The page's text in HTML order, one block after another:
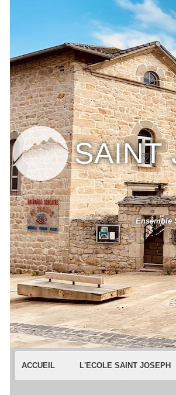
SAINT
Ensemble
ACCUEIL L'ECOLE SAINT JOSEPH